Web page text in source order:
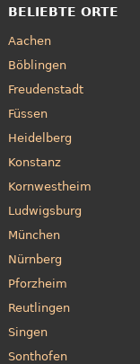
BELIEBTE ORTE
Aachen
Böblingen
Freudenstadt
Füssen
Heidelberg
Konstanz
Kornwestheim
Ludwigsburg
München
Nürnberg
Pforzheim
Reutlingen
Singen
Sonthofen